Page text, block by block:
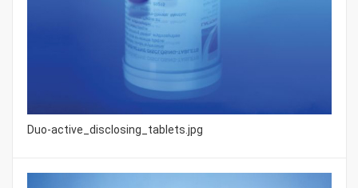
Duo-active_disclosing_tablets.jpg